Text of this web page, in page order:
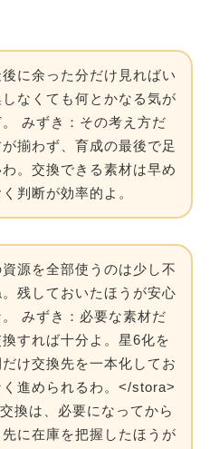
に余った分だけ見ればい
なくても何とかなる気が
みずき：その考え方だ
揃わず、育成の最後で足
。交換できる素材は早め
判断が効率的よ。
源を全部使うのは少し不
残しておいたほうが安心
。 みずき：必要な素材だ
すれば十分よ。星6化を
け交換先を一本化してお
く進められるわ。</stora>
換は、必要になってから
に在庫を把握したほうが